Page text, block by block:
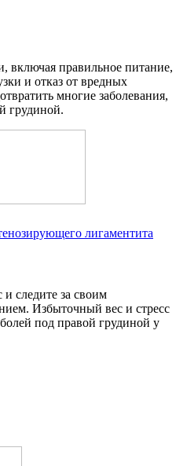
включая правильное питание,
и отказ от вредных
многие заболевания,
грудиной.
лигаментита
следите за своим
Избыточный вес и стресс
под правой грудиной у